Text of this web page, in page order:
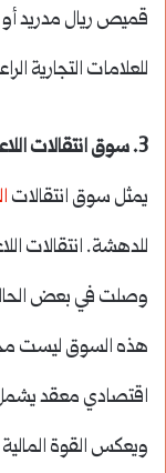
قميص ريال مدريد أو
للعلامات التجارية
3. سوق انتقالات اللاعبين: اقتصاد قائم بذاته:
يمثل سوق انتقالات
للدهشة. انتقالات
هذه السوق ليست
اقتصادي معقد يشمل
ويعكس القوة المالية